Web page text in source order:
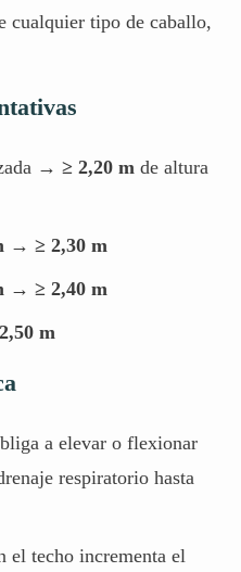
cualquier tipo de caballo,
→ ≥ 2,20 m de altura
→ ≥ 2,30 m
→ ≥ 2,40 m
m
a elevar o flexionar
respiratorio hasta
el techo incrementa el